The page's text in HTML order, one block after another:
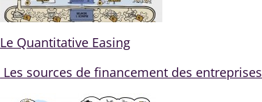
Le Quantitative Easing
Les sources de financement des entreprises